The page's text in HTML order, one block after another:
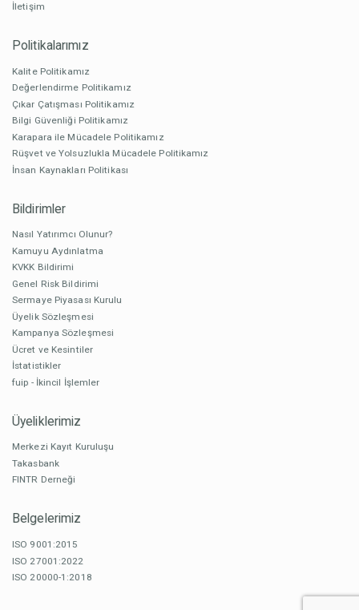
İletişim
Politikalarımız
Kalite Politikamız
Değerlendirme Politikamız
Çıkar Çatışması Politikamız
Bilgi Güvenliği Politikamız
Karapara ile Mücadele Politikamız
Rüşvet ve Yolsuzlukla Mücadele Politikamız
İnsan Kaynakları Politikası
Bildirimler
Nasıl Yatırımcı Olunur?
Kamuyu Aydınlatma
KVKK Bildirimi
Genel Risk Bildirimi
Sermaye Piyasası Kurulu
Üyelik Sözleşmesi
Kampanya Sözleşmesi
Ücret ve Kesintiler
İstatistikler
fuip - İkincil İşlemler
Üyeliklerimiz
Merkezi Kayıt Kuruluşu
Takasbank
FINTR Derneği
Belgelerimiz
ISO 9001:2015
ISO 27001:2022
ISO 20000-1:2018